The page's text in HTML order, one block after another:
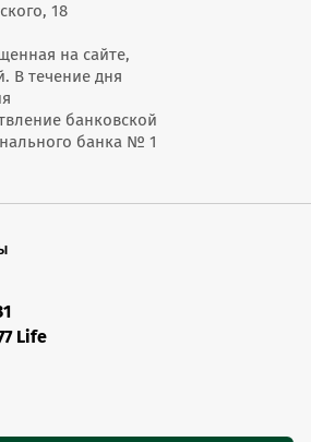
18
на сайте,
В течение дня
банковской
банка № 1
Life